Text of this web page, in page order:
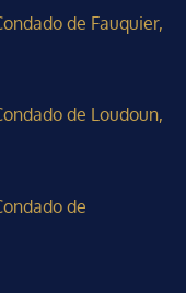
de Fauquier,
de Loudoun,
de